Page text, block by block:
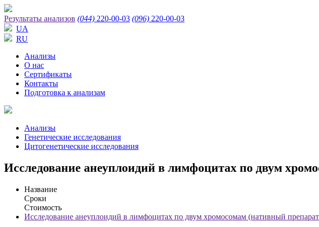
Результаты анализов (044) 220-00-03 (096) 220-00-03
UA
RU
Анализы
О нас
Сертификаты
Контакты
Подготовка к анализам
Анализы
Генетические исследования
Цитогенетические исследования
Исследование анеуплоидий в лимфоцитах по двум
Название
Сроки
Стоимость
Исследование анеуплоидий в лимфоцитах по двум хромосомам (нативный